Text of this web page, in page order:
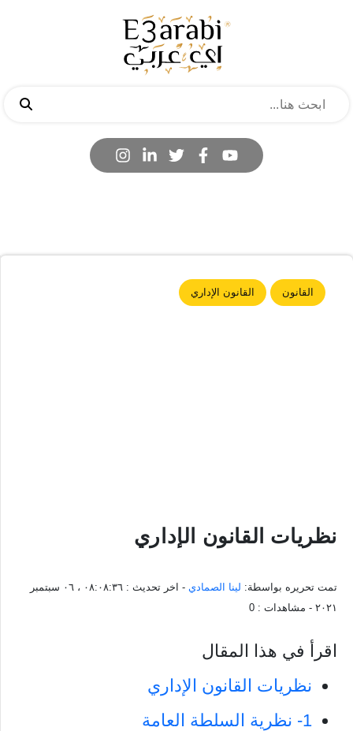
القانون القانون الإداري
نظريات القانون الإداري
تمت تحريره بواسطة: لينا الصمادي - اخر تحديث :
٠٨:٠٨:٣٦ ، ٠٦ سبتمبر
٢٠٢١ - مشاهدات : 0
اقرأ في هذا المقال
نظريات القانون الإداري
1- نظرية السلطة العامة